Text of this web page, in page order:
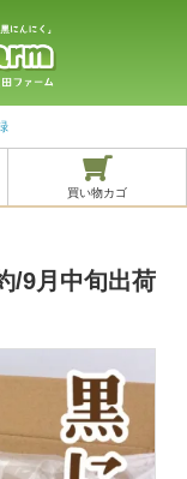
買い物カゴ
/9月中旬出荷